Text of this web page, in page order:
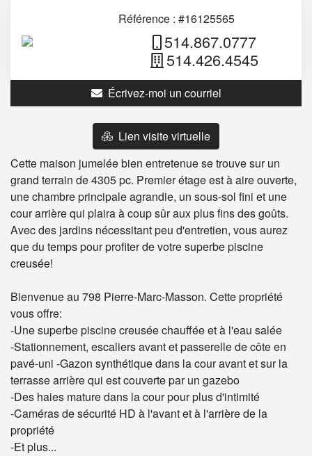
Référence : #16125565
514.867.0777
514.426.4545
Écrivez-moi un courriel
Lien visite virtuelle
Cette maison jumelée bien entretenue se trouve sur un
grand terrain de 4305 pc. Premier étage est à aire ouverte,
une chambre principale agrandie, un sous-sol fini et une
cour arrière qui plaira à coup sûr aux plus fins des goûts.
Avec des jardins nécessitant peu d'entretien, vous aurez
que du temps pour profiter de votre superbe piscine
creusée!
Bienvenue au 798 Pierre-Marc-Masson. Cette propriété
vous offre:
-Une superbe piscine creusée chauffée et à l'eau salée
-Stationnement, escaliers avant et passerelle de côte en
pavé-uni -Gazon synthétique dans la cour avant et sur la
terrasse arrière qui est couverte par un gazebo
-Des haies mature dans la cour pour plus d'intimité
-Caméras de sécurité HD à l'avant et à l'arrière de la
propriété
-Et plus...